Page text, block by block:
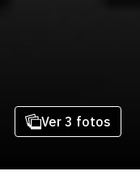
Ver 3 fotos